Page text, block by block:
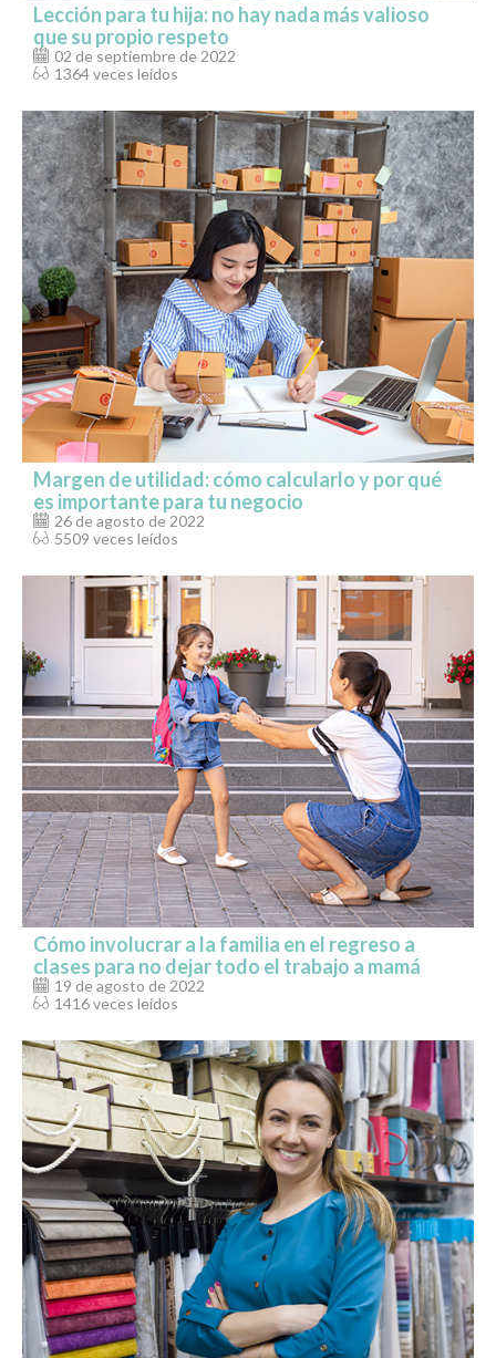
Lección para tu hija: no hay nada más valioso
que su propio respeto
02 de septiembre de 2022
1364 veces leídos
Margen de utilidad: cómo calcularlo y por qué
es importante para tu negocio
26 de agosto de 2022
5509 veces leídos
Cómo involucrar a la familia en el regreso a
clases para no dejar todo el trabajo a mamá
19 de agosto de 2022
1416 veces leídos